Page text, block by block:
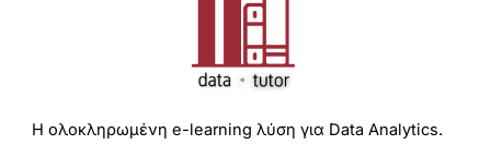
Η ολοκληρωμένη e-learning λύση για Data Analytics.